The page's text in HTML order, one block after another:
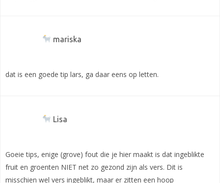
mariska
dat is een goede tip lars, ga daar eens op letten.
Lisa
Goeie tips, enige (grove) fout die je hier maakt is dat ingeblikte
fruit en groenten NIET net zo gezond zijn als vers. Dit is
misschien wel vers ingeblikt, maar er zitten een hoop